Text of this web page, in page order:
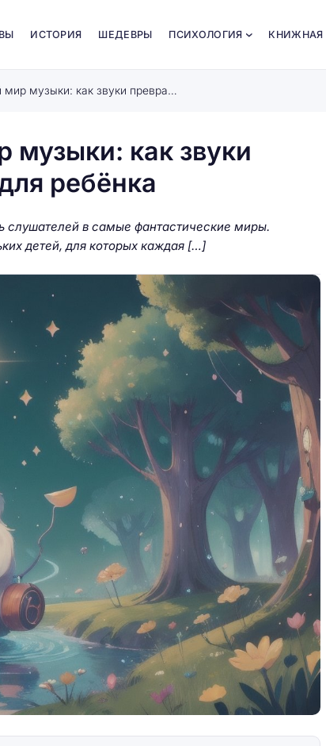
ИСТОРИЯ ШЕДЕВРЫ ПСИХОЛОГИЯ КНИЖНАЯ
Путешествие в сказочный мир музыки: как звуки превращаются в волшебство для ребёнка
музыки: как звуки
ребёнка
слушателей в самые фантастические миры.
детей, для которых каждая […]
Как адаптировать методы
воспитания к эмоциональному
развитию детей разного
возраста